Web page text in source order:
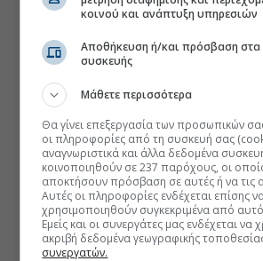
κοινού και ανάπτυξη υπηρεσιών
Αποθήκευση ή/και πρόσβαση στα
συσκευής
Μάθετε περισσότερα
Θα γίνει επεξεργασία των προσωπικών
οι πληροφορίες από τη συσκευή σας
αναγνωριστικά και άλλα δεδομένα
κοινοποιηθούν σε 237 παρόχους, οι
αποκτήσουν πρόσβαση σε αυτές ή να τις
Αυτές οι πληροφορίες ενδέχεται επίσης
χρησιμοποιηθούν συγκεκριμένα από
Εμείς και οι συνεργάτες μας ενδέχεται να
ακριβή δεδομένα γεωγραφικής
συνεργατών.